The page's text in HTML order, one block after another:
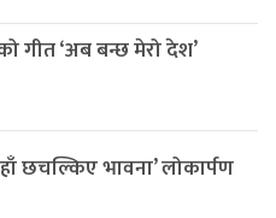
गीत ‘अब बन्छ मेरो देश’
छचल्किए भावना’ लोकार्पण